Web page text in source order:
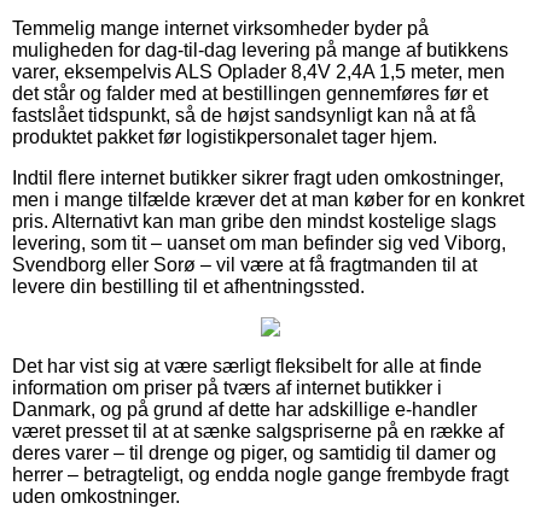
Temmelig mange internet virksomheder byder på
muligheden for dag-til-dag levering på mange af butikkens
varer, eksempelvis ALS Oplader 8,4V 2,4A 1,5 meter, men
det står og falder med at bestillingen gennemføres før et
fastslået tidspunkt, så de højst sandsynligt kan nå at få
produktet pakket før logistikpersonalet tager hjem.
Indtil flere internet butikker sikrer fragt uden omkostninger,
men i mange tilfælde kræver det at man køber for en konkret
pris. Alternativt kan man gribe den mindst kostelige slags
levering, som tit – uanset om man befinder sig ved Viborg,
Svendborg eller Sorø – vil være at få fragtmanden til at
levere din bestilling til et afhentningssted.
Det har vist sig at være særligt fleksibelt for alle at finde
information om priser på tværs af internet butikker i
Danmark, og på grund af dette har adskillige e-handler
været presset til at at sænke salgspriserne på en række af
deres varer – til drenge og piger, og samtidig til damer og
herrer – betragteligt, og endda nogle gange frembyde fragt
uden omkostninger.